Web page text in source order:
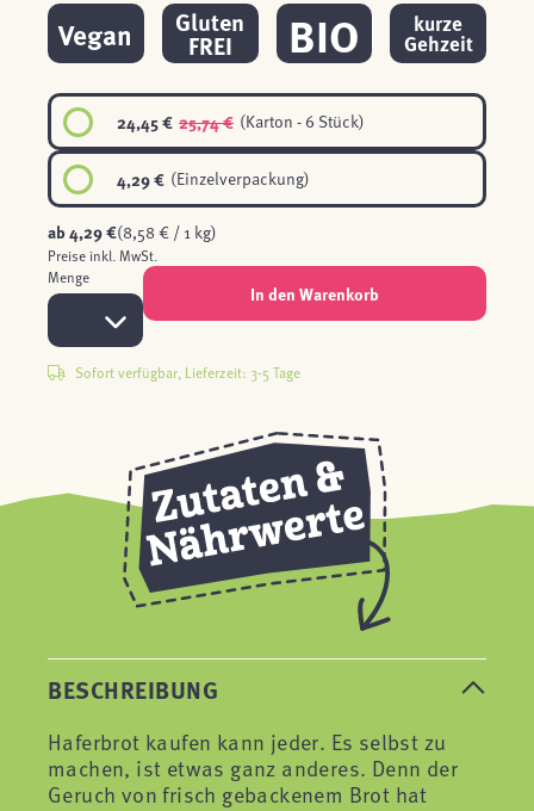
Vegan Gluten
FREI BIO kurze
Gehzeit
24,45 € 25,74 € (Karton - 6 Stück)
4,29 € (Einzelverpackung)
ab4,29 €(8,58 € / 1 kg)
Preise inkl. MwSt.
Menge
In den Warenkorb
Sofort verfügbar, Lieferzeit: 3-5 Tage
BESCHREIBUNG
Haferbrot kaufen kann jeder. Es selbst zu
machen, ist etwas ganz anderes. Denn der
Geruch von frisch gebackenem Brot hat